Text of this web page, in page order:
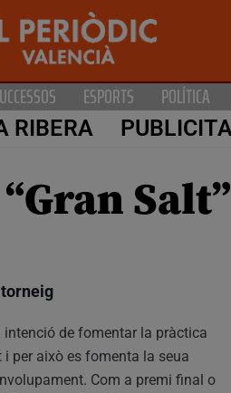
ESPORTS POLÍTICA
RIBERA
intenció de fomentar la pràctica
i per això es fomenta la seua
Com a premi final o